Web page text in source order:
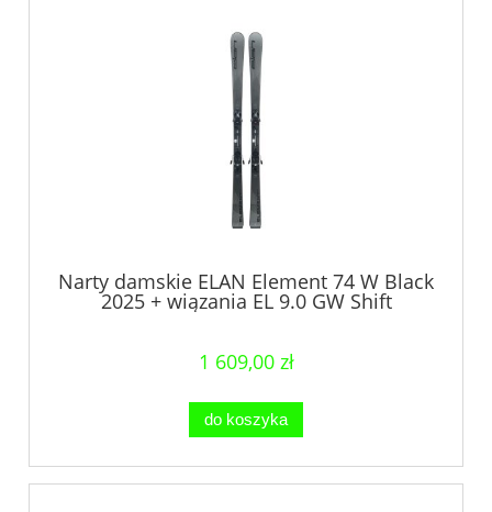
Narty damskie ELAN Element 74 W Black
2025 + wiązania EL 9.0 GW Shift
1 609,00 zł
do koszyka